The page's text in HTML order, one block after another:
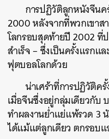
การปฏิวัติลูกหนังจีน
2000 หลังจากที่พวกเขาส
โลกรอบสุดท้ายปี 2002 ที่
สำเร็จ – ซึ่งเป็นครั้งแรกแ
ฟุตบอลโลกด้วย
น่าเศร้าที่การปฏิวัติค
เมื่อจีนซึ่งอยู่กลุ่มเดียวกับ
ทำผลงานย่ำแย่แพ้รวด 3
ได้แม้แต่ลูกเดียว ตกรอบ